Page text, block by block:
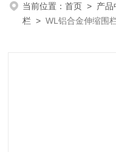
当前位置：首页 > 产品
栏 >WL铝合金伸缩围